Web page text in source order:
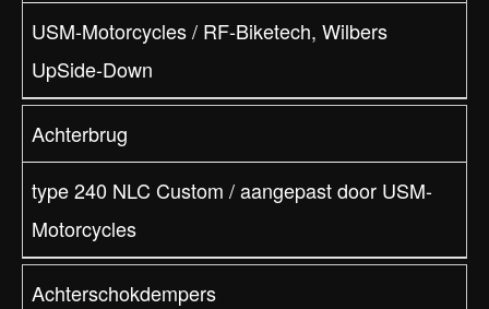
USM-Motorcycles / RF-Biketech, Wilbers
UpSide-Down
Achterbrug
type 240 NLC Custom / aangepast door USM-
Motorcycles
Achterschokdempers